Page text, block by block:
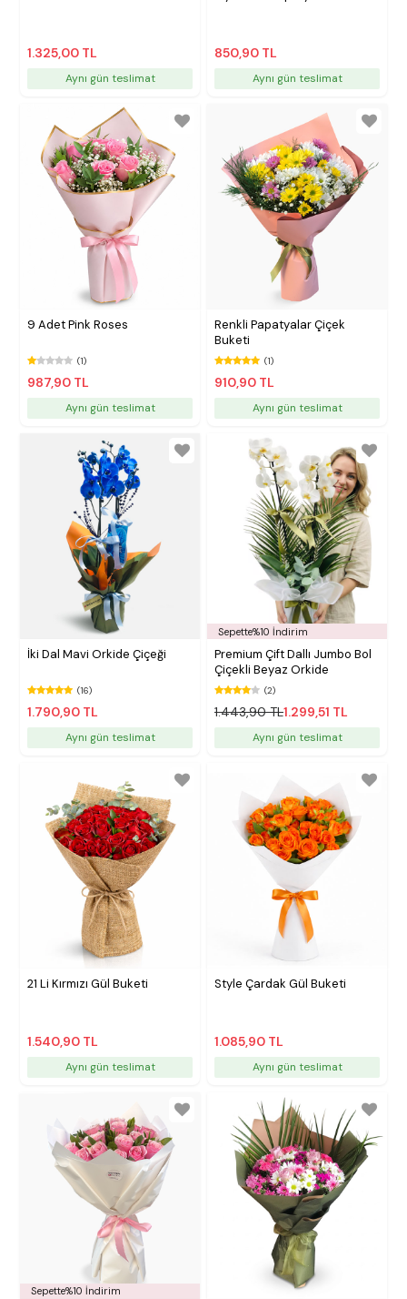
1.325,00 TL
Aynı gün teslimat
850,90 TL
Aynı gün teslimat
9 Adet Pink Roses
(1)
987,90 TL
Aynı gün teslimat
Renkli Papatyalar Çiçek
Buketi
(1)
910,90 TL
Aynı gün teslimat
İki Dal Mavi Orkide Çiçeği
(16)
1.790,90 TL
Aynı gün teslimat
Sepette%10 İndirim
Premium Çift Dallı Jumbo Bol
Çiçekli Beyaz Orkide
(2)
1.443,90 TL1.299,51 TL
Aynı gün teslimat
21 Li Kırmızı Gül Buketi
1.540,90 TL
Aynı gün teslimat
Style Çardak Gül Buketi
1.085,90 TL
Aynı gün teslimat
Sepette%10 İndirim